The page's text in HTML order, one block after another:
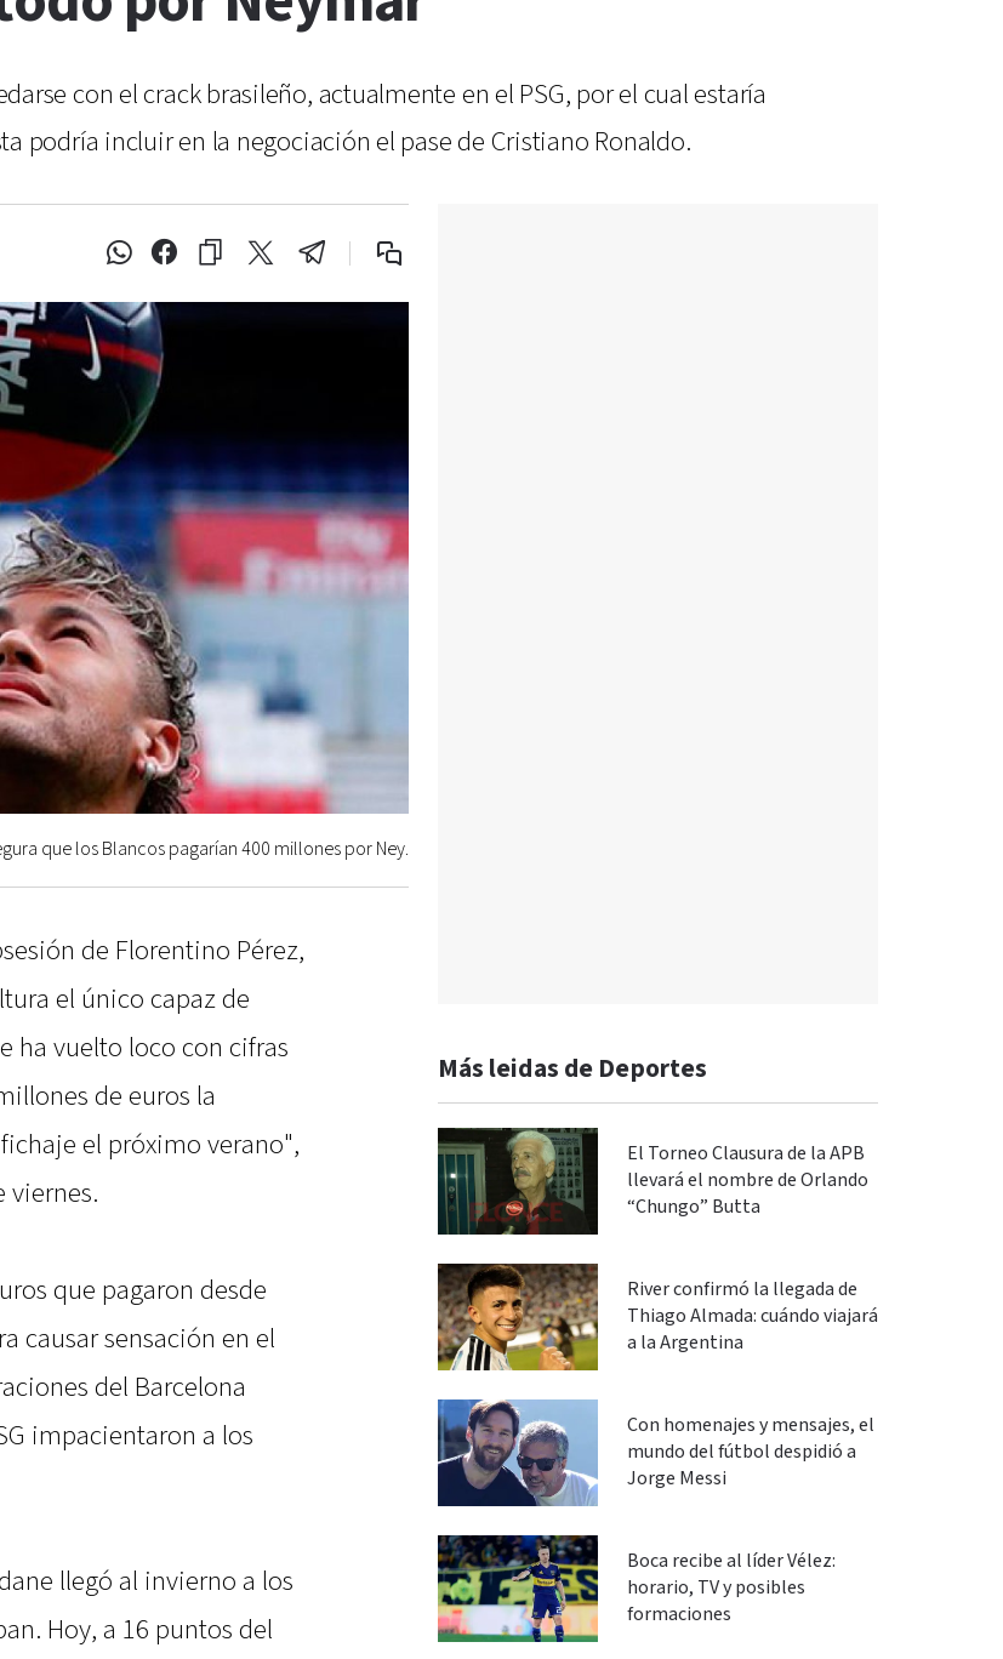
con el crack brasileño, actualmente en el PSG, por el cual estaría
podría incluir en la negociación el pase de Cristiano Ronaldo.
que los Blancos pagarían 400 millones por Ney.
de Florentino Pérez,
el único capaz de
ha vuelto loco con cifras
de euros la
el próximo verano",
viernes.
que pagaron desde
causar sensación en el
del Barcelona
impacientaron a los
llegó al invierno a los
Hoy, a 16 puntos del
Más leidas de Deportes
El Torneo Clausura de la APB
llevará el nombre de Orlando
“Chungo” Butta
River confirmó la llegada de
Thiago Almada: cuándo viajará
a la Argentina
Con homenajes y mensajes, el
mundo del fútbol despidió a
Jorge Messi
Boca recibe al líder Vélez:
horario, TV y posibles
formaciones